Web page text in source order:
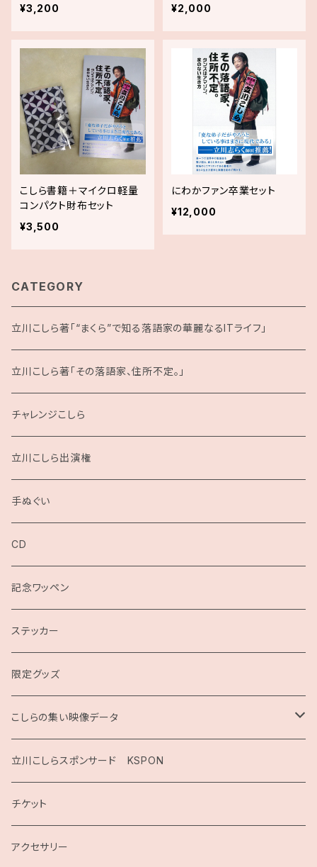
¥3,200 ¥2,000
こしら書籍＋マイクロ軽量
コンパクト財布セット
¥3,500
にわかファン卒業セット
¥12,000
CATEGORY
立川こしら著「“まくら”で知る落語家の華麗なるITライフ」
立川こしら著「その落語家、住所不定。」
チャレンジこしら
立川こしら出演権
手ぬぐい
CD
記念ワッペン
ステッカー
限定グッズ
こしらの集い映像データ
2020
2019
こしらガンベッタ
立川こしらスポンサード KSPON
チケット
アクセサリー